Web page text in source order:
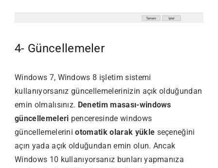
4- Güncellemeler
Windows 7, Windows 8 işletim sistemi
kullanıyorsanız güncellemelerinizin açık olduğundan
emin olmalısınız. Denetim masası-windows
güncellemeleri penceresinde windows
güncellemeleriniotomatik olarak yükle seçeneğini
açın yada açık olduğundan emin olun. Ancak
Windows 10 kullanıyorsanız bunları yapmanıza